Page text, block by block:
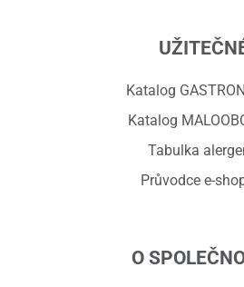
Katalog
Katalog
Tabulka
Průvodce e-
O